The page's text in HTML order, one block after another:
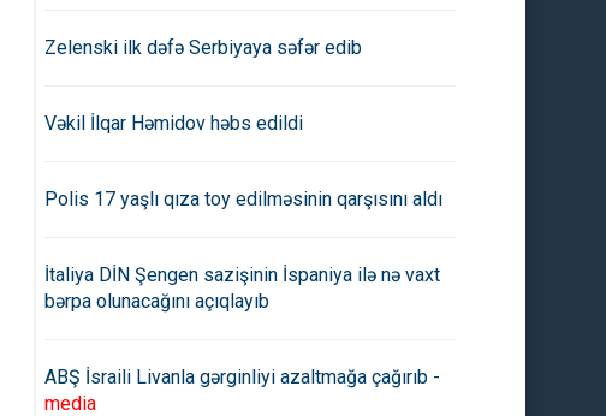
Zelenski ilk dəfə Serbiyaya səfər edib
Vəkil İlqar Həmidov həbs edildi
Polis 17 yaşlı qıza toy edilməsinin qarşısını aldı
İtaliya DİN Şengen sazişinin İspaniya ilə nə vaxt
bərpa olunacağını açıqlayıb
ABŞ İsraili Livanla gərginliyi azaltmağa çağırıb -
media